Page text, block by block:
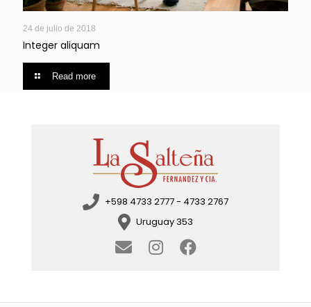
24 de julio de 2018
Integer aliquam
Read more
+598 4733 2777 - 4733 2767
Uruguay 353